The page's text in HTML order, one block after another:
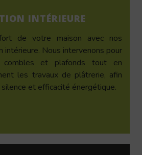
INTÉRIEURE
de votre maison avec nos
intérieure. Nous intervenons pour
combles et plafonds tout en
les travaux de plâtrerie, afin
silence et efficacité énergétique.